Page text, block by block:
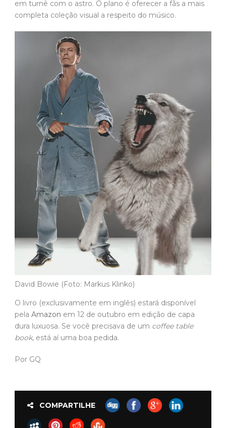
em turnê com o astro. O plano é oferecer a fãs a mais
completa coleção visual a respeito do músico.
David Bowie (Foto: Markus Klinko)
O livro (exclusivamente em inglês) estará disponível
pela Amazon em 12 de outubro em edição de capa
dura luxuosa. Se você precisava de um coffee table
book, está aí uma boa pedida.
Por GQ
COMPARTILHE